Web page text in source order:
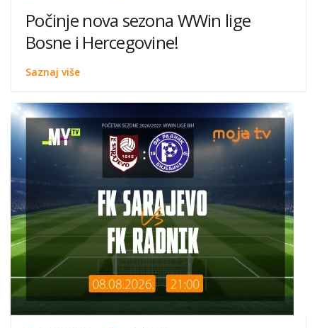
Počinje nova sezona WWin lige
Bosne i Hercegovine!
Saznaj više